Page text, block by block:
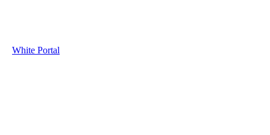
White Portal